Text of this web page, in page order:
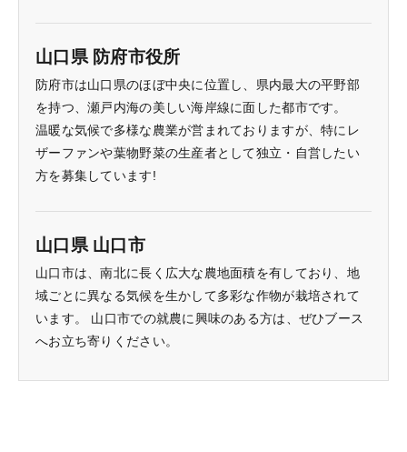
山口県 防府市役所
防府市は山口県のほぼ中央に位置し、県内最大の平野部
を持つ、瀬戸内海の美しい海岸線に面した都市です。
温暖な気候で多様な農業が営まれておりますが、特にレ
ザーファンや葉物野菜の生産者として独立・自営したい
方を募集しています!
山口県 山口市
山口市は、南北に長く広大な農地面積を有しており、地
域ごとに異なる気候を生かして多彩な作物が栽培されて
います。 山口市での就農に興味のある方は、ぜひブース
へお立ち寄りください。